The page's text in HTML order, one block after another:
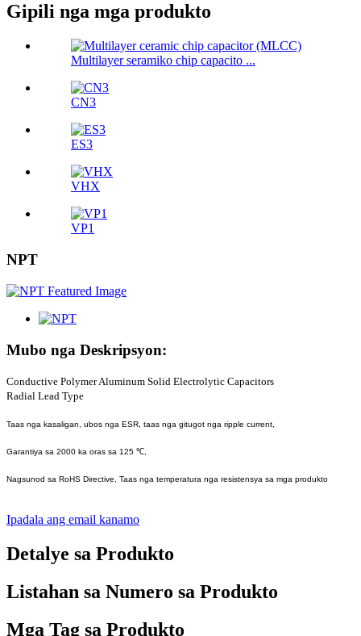
Gipili nga mga produkto
Multilayer seramiko chip capacito ...
CN3
ES3
VHX
VP1
NPT
Mubo nga Deskripsyon:
Conductive Polymer Aluminum Solid Electrolytic Capacitors
Radial Lead Type
Taas nga kasaligan, ubos nga ESR, taas nga gitugot nga ripple current,
Garantiya sa 2000 ka oras sa 125 ℃,
Nagsunod sa RoHS Directive, Taas nga temperatura nga resistensya sa mga produkto
Ipadala ang email kanamo
Detalye sa Produkto
Listahan sa Numero sa Produkto
Mga Tag sa Produkto